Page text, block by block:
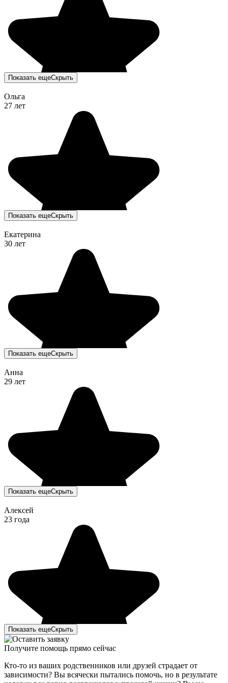
Показать ещеСкрыть
Ольга
27 лет
Показать ещеСкрыть
Екатерина
30 лет
Показать ещеСкрыть
Анна
29 лет
Показать ещеСкрыть
Алексей
23 года
Показать ещеСкрыть
Получите помощь прямо сейчас
Кто-то из ваших родственников или друзей страдает от
зависимости? Вы всячески пытались помочь, но в результате